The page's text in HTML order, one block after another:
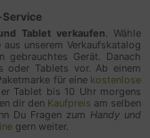
Service
Tablet verkaufen . Wähle
unserem Verkaufskatalog
Gerät. Danach
oder Tablets vor. Ab einem
für eine kostenlose
Tablet bis 10 Uhr morgens
dir den Kaufpreis am selben
Du Fragen zum Handy und
gern weiter.
der
Anlass
zu interagieren
(sog.
anonyme
Informationen